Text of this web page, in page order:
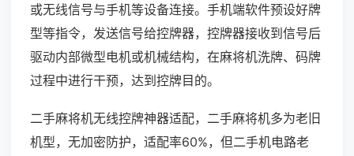
或无线信号与手机等设备连接。手机端软件预设好牌
型等指令，发送信号给控牌器，控牌器接收到信号后
驱动内部微型电机或机械结构，在麻将机洗牌、码牌
过程中进行干预，达到控牌目的。
二手麻将机无线控牌神器适配，二手麻将机多为老旧
机型，无加密防护，适配率60%，但二手机电路老